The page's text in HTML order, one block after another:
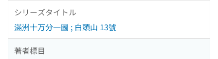
シリーズタイトル
滿洲十万分一圖 ; 白頭山 13號
著者標目